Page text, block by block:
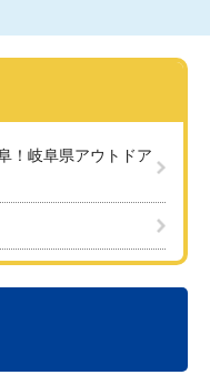
！岐阜県アウトドア